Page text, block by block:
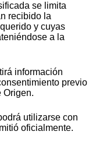
se limita
recibido la
y cuyas
a la
información
previo
Origen.
utilizarse con
oficialmente.